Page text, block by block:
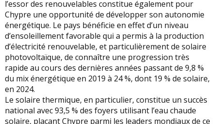
l’essor des renouvelables constitue également pour
Chypre une opportunité de développer son autonomie
énergétique. Le pays bénéficie en effet d’un niveau
d’ensoleillement favorable qui a permis à la production
d’électricité renouvelable, et particulièrement de solaire
photovoltaïque, de connaître une progression très
rapide au cours des dernières années passant de 9,8 %
du mix énergétique en 2019 à 24 %, dont 19 % de solaire,
en 2024.
Le solaire thermique, en particulier, constitue un succès
national avec 93,5 % des foyers utilisant l’eau chaude
solaire, plaçant Chypre parmi les leaders mondiaux de ce